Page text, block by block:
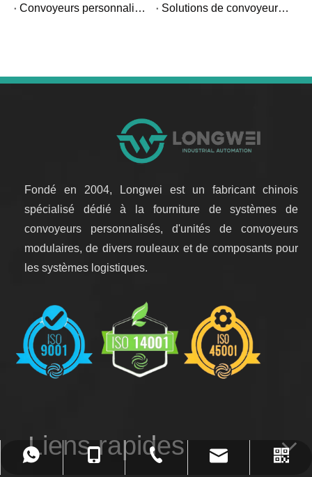
Convoyeurs personnalisés ou personnalisés : comprendre la différence
Solutions de convoyeurs personnalisées pour votre industrie
Fondé en 2004, Longwei est un fabricant chinois
spécialisé dédié à la fourniture de systèmes de
convoyeurs personnalisés, d'unités de convoyeurs
modulaires, de divers rouleaux et de composants pour
les systèmes logistiques.
Liens rapides
13305721922
+86-13305721922
+86-0572-2590232
admin@ronwin.com
WhatsApp